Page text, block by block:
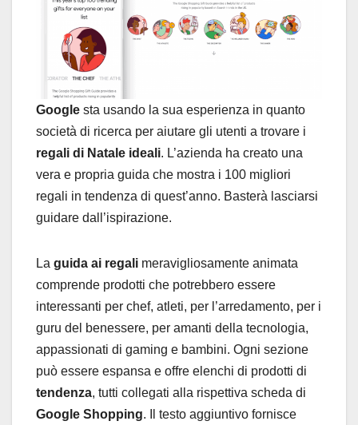
Google sta usando la sua esperienza in quanto
società di ricerca per aiutare gli utenti a trovare i
regali di Natale ideali. L’azienda ha creato una
vera e propria guida che mostra i 100 migliori
regali in tendenza di quest’anno. Basterà lasciarsi
guidare dall’ispirazione.
La guida ai regali meravigliosamente animata
comprende prodotti che potrebbero essere
interessanti per chef, atleti, per l’arredamento, per i
guru del benessere, per amanti della tecnologia,
appassionati di gaming e bambini. Ogni sezione
può essere espansa e offre elenchi di prodotti di
tendenza, tutti collegati alla rispettiva scheda di
Google Shopping. Il testo aggiuntivo fornisce